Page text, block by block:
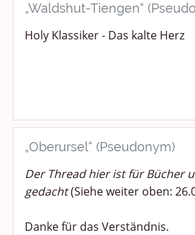
„Waldshut-Tiengen“
Holy Klassiker - Das kalte Herz
„Oberursel“ (Pseudonym)
Der Thread hier ist für Bücher
gedacht(Siehe weiter oben:
Danke für das Verständnis.